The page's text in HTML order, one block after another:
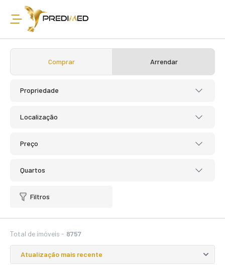
Comprar Arrendar
Propriedade
Localização
Preço
Quartos
Filtros
Total de imóveis - 8757